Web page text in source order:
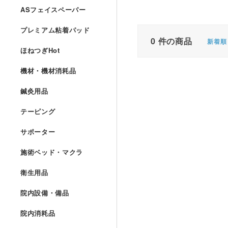
0 件の商品 新着順
ASフェイスペーパー
プレミアム粘着パッド
ほねつぎHot
機材・機材消耗品
鍼灸用品
テーピング
サポーター
施術ベッド・マクラ
衛生用品
院内設備・備品
院内消耗品